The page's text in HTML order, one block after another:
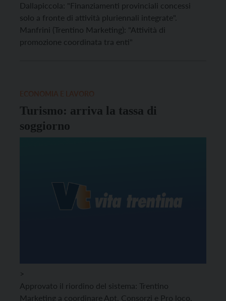
Dallapiccola: "Finanziamenti provinciali concessi
solo a fronte di attività pluriennali integrate".
Manfrini (Trentino Marketing): "Attività di
promozione coordinata tra enti"
Turismo: arriva la tassa di
soggiorno
>
Approvato il riordino del sistema: Trentino
Marketing a coordinare Apt, Consorzi e Pro loco.